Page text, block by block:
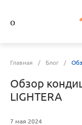
Главная / Блог /
Обзор
LIGHTERA
7 мая 2024